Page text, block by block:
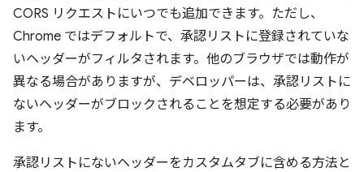
CORS リクエストにいつでも追加できます。ただし、
Chrome ではデフォルトで、承認リストに登録されていな
いヘッダーがフィルタされます。他のブラウザでは動作が
異なる場合がありますが、デベロッパーは、承認リストに
ないヘッダーがブロックされることを想定する必要があり
ます。
承認リストにないヘッダーをカスタムタブに含める方法と